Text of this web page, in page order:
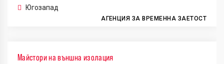
Югозапад
АГЕНЦИЯ ЗА ВРЕМЕННА ЗАЕТОСТ
Майстори на външна изолация